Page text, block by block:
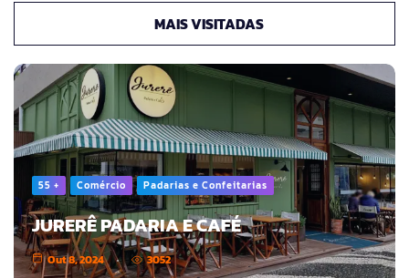
MAIS VISITADAS
55 + Comércio Padarias e Confeitarias
JURERÊ PADARIA E CAFÉ
Out 8, 2024 3052